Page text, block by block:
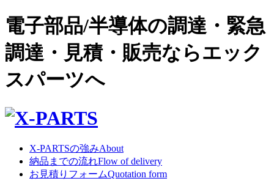
電子部品/半導体の調達・緊急
調達・見積・販売ならエック
スパーツへ
X-PARTSの強みAbout
納品までの流れFlow of delivery
お見積りフォームQuotation form